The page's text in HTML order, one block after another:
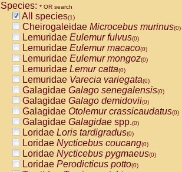
CebidaeCebus capucinus
CebidaeCebus nigrivittatus
CebidaeCebus spp.(0)
CebidaeSaimiri boliviensis(0)
CebidaeSaimiri sciureus(0)
AtelidaeAlouatta caraya(0)
AtelidaeAlouatta fusca(0)
AtelidaeAlouatta seniculus(0)
AtelidaeAlouattaspp.(0)
AtelidaeAteles belzebuth(0)
AtelidaeAteles geoffroyi(0)
AtelidaeAteles paniscus(0)
AtelidaeAtelesspp.(0)
AtelidaeLagothrix lagothricha(0)
AtelidaeLagothrix lagothricha cana
PitheciidaeCacajao calvus
Species: * OR search
All species(1)
Cheirogaleidae Microcebus murinus(0)
Lemuridae Eulemur fulvus(0)
Lemuridae Eulemur macaco(0)
Lemuridae Eulemur mongoz(0)
Lemuridae Lemur catta(0)
Lemuridae Varecia variegata(0)
Galagidae Galago senegalensis(0)
Galagidae Galago demidovii(0)
Galagidae Otolemur crassicaudatus(0)
Galagidae Galagidae spp.(0)
Loridae Loris tardigradus(0)
Loridae Nycticebus coucang(0)
Loridae Nycticebus pygmaeus(0)
Loridae Perodicticus potto(0)